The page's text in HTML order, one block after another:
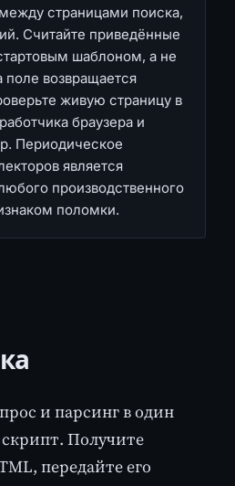
страницами поиска,
Считайте приведённые
шаблоном, а не
поле возвращается
живую страницу в
браузера и
Периодическое
является
производственного
поломки.
и парсинг в один
Получите
передайте его